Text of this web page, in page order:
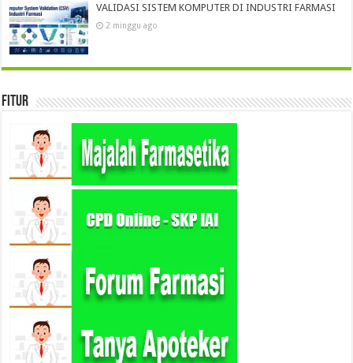
VALIDASI SISTEM KOMPUTER DI INDUSTRI FARMASI
2 minggu ago
Fitur